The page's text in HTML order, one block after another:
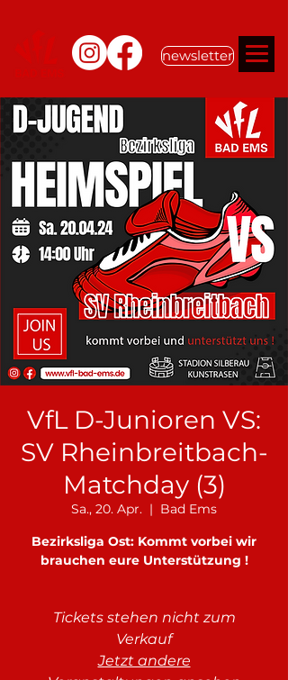
newsletter
VfL D-Junioren VS:
SV Rheinbreitbach-
Matchday (3)
Sa., 20. Apr.
  |
Bad Ems
Bezirksliga Ost: Kommt vorbei wir
brauchen eure Unterstützung !
Tickets stehen nicht zum
Verkauf
Jetzt andere